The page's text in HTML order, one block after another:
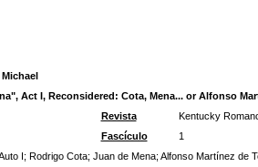
Act I, Reconsidered: Cota, Mena... or Alfonso
Revista
Kentucky
Fascículo
1
I; Rodrigo Cota; Juan de Mena; Alfonso Martínez de